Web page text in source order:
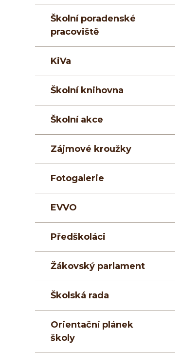
Školní poradenské
pracoviště
KiVa
Školní knihovna
Školní akce
Zájmové kroužky
Fotogalerie
EVVO
Předškoláci
Žákovský parlament
Školská rada
Orientační plánek
školy